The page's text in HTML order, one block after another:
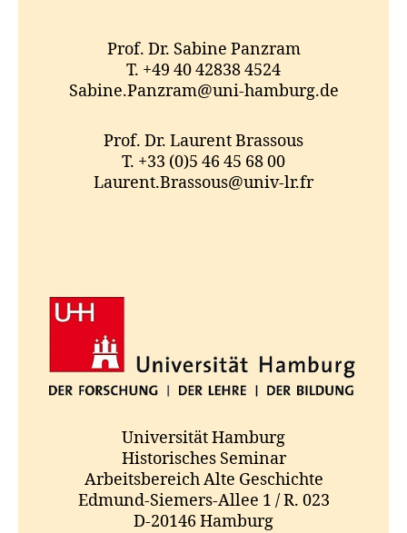
Prof. Dr. Sabine Panzram
T. +49 40 42838 4524
Sabine.Panzram@uni-hamburg.de
Prof. Dr. Laurent Brassous
T. +33 (0)5 46 45 68 00
Laurent.Brassous@univ-lr.fr
Universität Hamburg
Historisches Seminar
Arbeitsbereich Alte Geschichte
Edmund-Siemers-Allee 1 / R. 023
D-20146 Hamburg